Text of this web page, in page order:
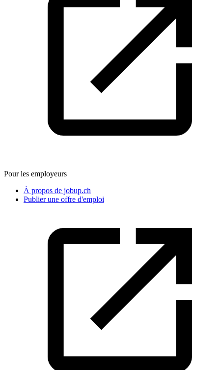
Pour les employeurs
À propos de jobup.ch
Publier une offre d'emploi